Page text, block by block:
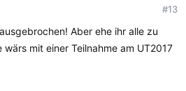
#13
Aber ehe ihr alle zu
mit einer Teilnahme am UT2017